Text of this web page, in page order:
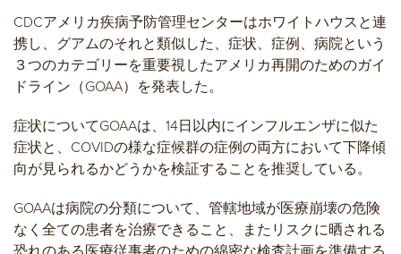
CDCアメリカ疾病予防管理センターはホワイトハウスと連
携し、グアムのそれと類似した、症状、症例、病院という
３つのカテゴリーを重要視したアメリカ再開のためのガイ
ドライン（GOAA）を発表した。
症状についてGOAAは、14日以内にインフルエンザに似た
症状と、COVIDの様な症候群の症例の両方において下降傾
向が見られるかどうかを検証することを推奨している。
GOAAは病院の分類について、管轄地域が医療崩壊の危険
なく全ての患者を治療できること、またリスクに晒される